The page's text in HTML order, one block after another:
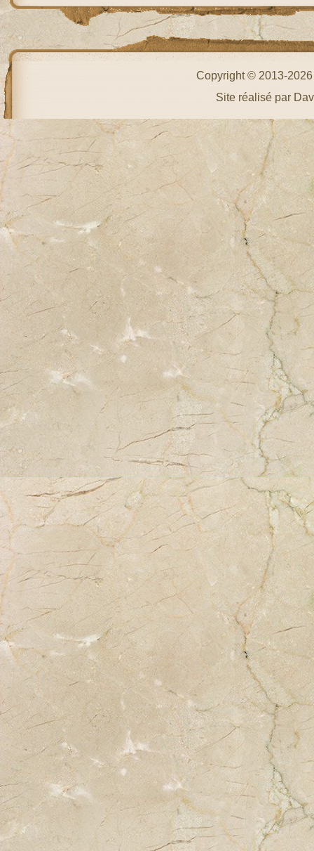
Copyright © 2013-
Site réalisé par